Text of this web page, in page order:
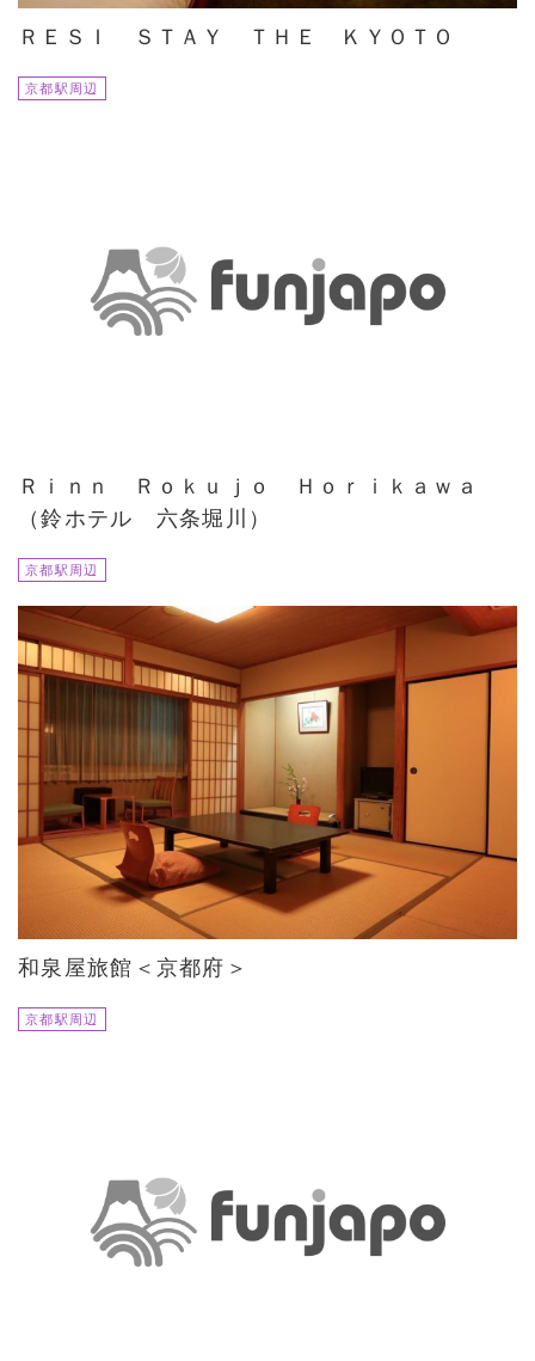
ＲＥＳＩ ＳＴＡＹ ＴＨＥ ＫＹＯＴＯ
京都駅周辺
Ｒｉｎｎ Ｒｏｋｕｊｏ Ｈｏｒｉｋａｗａ
（鈴ホテル 六条堀川）
京都駅周辺
和泉屋旅館＜京都府＞
京都駅周辺